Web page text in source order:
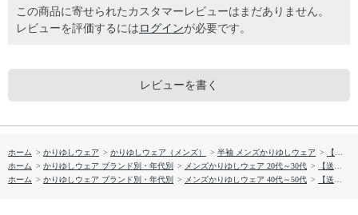
この商品に寄せられたカスタマーレビューはまだありません。
レビューを評価するには ログインが必要です。
レビューを書く
ホーム > かりゆしウェア > かりゆしウェア（メンズ） > 半袖 メンズかりゆしウェア >
【送料無料】ＹＡＮＢＡＲＵ柄 かりゆしウェア1860886
ホーム > かりゆしウェア ブランド別・年代別 > メンズかりゆしウェア 20代～30代 >
【送料無料】ＹＡＮＢＡＲＵ柄 かりゆしウェア1860886
ホーム > かりゆしウェア ブランド別・年代別 > メンズかりゆしウェア 40代～50代 > 【送料無料】ＹＡＮＢＡＲＵ柄 かりゆしウェア1860886